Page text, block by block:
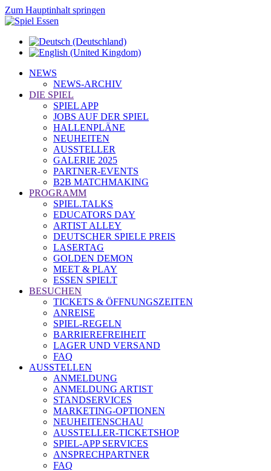
Zum Hauptinhalt springen
NEWS
NEWS-ARCHIV
DIE SPIEL
SPIEL APP
JOBS AUF DER SPIEL
HALLENPLÄNE
NEUHEITEN
AUSSTELLER
GALERIE 2025
PARTNER-EVENTS
B2B MATCHMAKING
PROGRAMM
SPIEL.TALKS
EDUCATORS DAY
ARTIST ALLEY
DEUTSCHER SPIELE PREIS
LASERTAG
GOLDEN DEMON
MEET & PLAY
ESSEN SPIELT
BESUCHEN
TICKETS & ÖFFNUNGSZEITEN
ANREISE
SPIEL-REGELN
BARRIEREFREIHEIT
LAGER UND VERSAND
FAQ
AUSSTELLEN
ANMELDUNG
ANMELDUNG ARTIST
STANDSERVICES
MARKETING-OPTIONEN
NEUHEITENSCHAU
AUSSTELLER-TICKETSHOP
SPIEL-APP SERVICES
ANSPRECHPARTNER
FAQ